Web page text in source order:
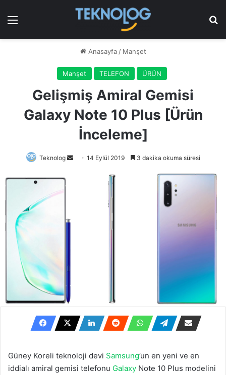
Menü
Anasayfa / Manşet
Manşet TELEFON ÜRÜN
Gelişmiş Amiral Gemisi
Galaxy Note 10 Plus [Ürün
İnceleme]
Teknolog
Bir
14 Eylül 2019 3 dakika okuma süresi
Güney Koreli teknoloji devi Samsung’un en yeni ve en
iddialı amiral gemisi telefonu Galaxy Note 10 Plus modelini